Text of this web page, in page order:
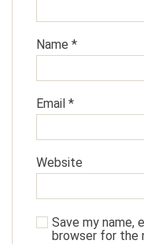
Name *
Email *
Website
Save my name,
browser for the